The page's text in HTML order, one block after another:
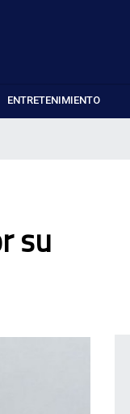
ENTRETENIMIENTO
su